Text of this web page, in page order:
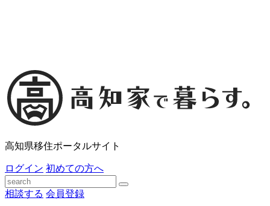
高知県移住ポータルサイト
ログイン 初めての方へ
相談する 会員登録